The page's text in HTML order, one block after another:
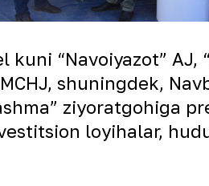
“Navoiyazot” AJ,
shuningdek,
ziyoratgohiga
loyihalar,